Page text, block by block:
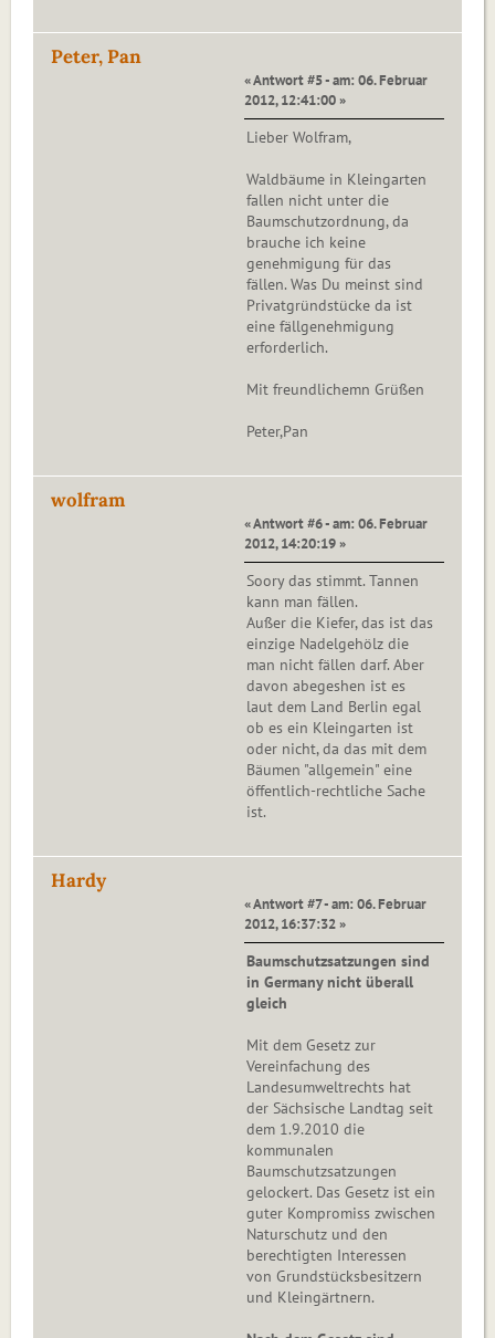
Peter, Pan
« Antwort #5 - am: 06. Februar
2012, 12:41:00 »
Lieber Wolfram,
Waldbäume in Kleingarten
fallen nicht unter die
Baumschutzordnung, da
brauche ich keine
genehmigung für das
fällen. Was Du meinst sind
Privatgründstücke da ist
eine fällgenehmigung
erforderlich.
Mit freundlichemn Grüßen
Peter,Pan
wolfram
« Antwort #6 - am: 06. Februar
2012, 14:20:19 »
Soory das stimmt. Tannen
kann man fällen.
Außer die Kiefer, das ist das
einzige Nadelgehölz die
man nicht fällen darf. Aber
davon abegeshen ist es
laut dem Land Berlin egal
ob es ein Kleingarten ist
oder nicht, da das mit dem
Bäumen "allgemein" eine
öffentlich-rechtliche Sache
ist.
Hardy
« Antwort #7 - am: 06. Februar
2012, 16:37:32 »
Baumschutzsatzungen sind
in Germany nicht überall
gleich
Mit dem Gesetz zur
Vereinfachung des
Landesumweltrechts hat
der Sächsische Landtag seit
dem 1.9.2010 die
kommunalen
Baumschutzsatzungen
gelockert. Das Gesetz ist ein
guter Kompromiss zwischen
Naturschutz und den
berechtigten Interessen
von Grundstücksbesitzern
und Kleingärtnern.